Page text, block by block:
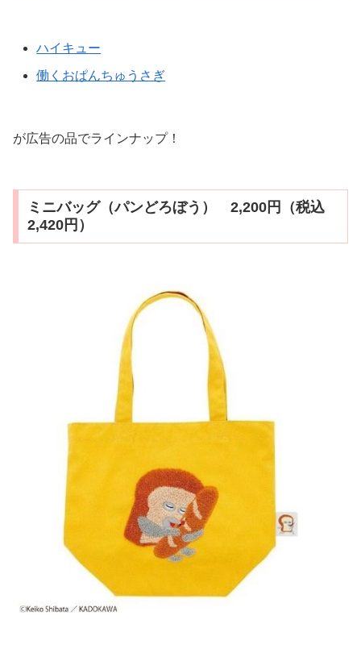
ハイキュー
働くおぱんちゅうさぎ
が広告の品でラインナップ！
ミニバッグ（パンどろぼう） 2,200円（税込
2,420円）